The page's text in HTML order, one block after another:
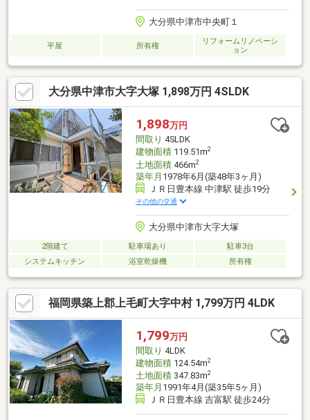
大分県中津市中央町１
平屋 所有権
リフォームリノベーシ
ョン
大分県中津市大字大塚 1,898万円 4SLDK
1,898万円
間取り 4SLDK
建物面積119.51m2
土地面積466m2
築年月 1978年6月(築48年3ヶ月)
ＪＲ日豊本線 中津駅 徒歩19分
その他の交通
大分県中津市大字大塚
2階建て 駐車場あり
駐車3台
システムキッチン
浴室乾燥機 所有権
福岡県築上郡上毛町大字中村 1,799万円 4LDK
1,799万円
間取り 4LDK
建物面積124.54m2
土地面積347.83m2
築年月 1991年4月(築35年5ヶ月)
ＪＲ日豊本線 吉富駅 徒歩24分